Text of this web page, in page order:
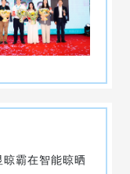
霸在智能晾晒